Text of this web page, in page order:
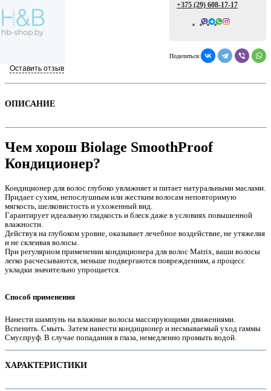
Всего отзывов: 0
Оставить отзыв
+375 (29) 608-17-17
Поделиться:
ОПИСАНИЕ
Чем хорош Biolage SmoothProof
Кондиционер?
Кондиционер для волос глубоко увлажняет и питает натуральными маслами.
Придает сухим, непослушным или жестким волосам неповторимую
мягкость, шелковистость и ухоженный вид.
Гарантирует идеальную гладкость и блеск даже в условиях повышенной
влажности.
Действуя на глубоком уровне, оказывает лечебное воздействие, не утяжеляя
и не склеивая волосы.
При регулярном применении кондиционера для волос Matrix, ваши волосы
легко расчесываются, меньше подвергаются повреждениям, а процесс
укладки значительно упрощается.
Способ применения
Нанести шампунь на влажные волосы массирующими движениями.
Вспенить. Смыть. Затем нанести кондиционер и несмываемый уход гаммы
Смуспруф. В случае попадания в глаза, немедленно промыть водой.
ХАРАКТЕРИСТИКИ